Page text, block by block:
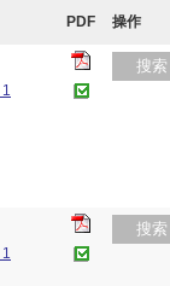
PDF 操作
搜索
搜索